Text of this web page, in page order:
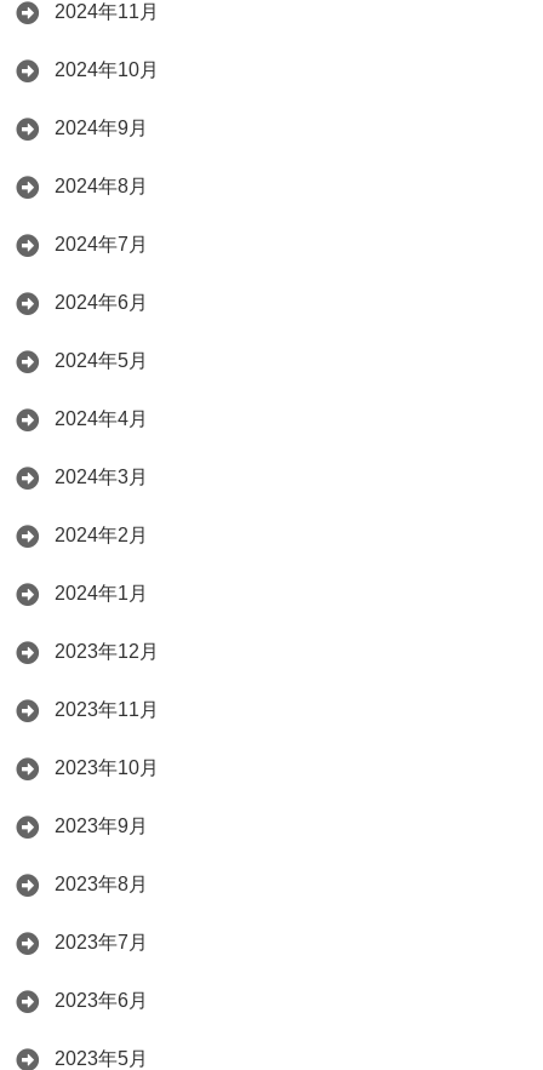
2024年11月
2024年10月
2024年9月
2024年8月
2024年7月
2024年6月
2024年5月
2024年4月
2024年3月
2024年2月
2024年1月
2023年12月
2023年11月
2023年10月
2023年9月
2023年8月
2023年7月
2023年6月
2023年5月